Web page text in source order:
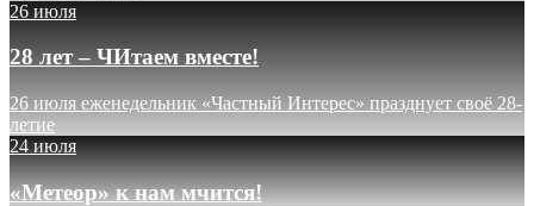
26 июля
28 лет – ЧИтаем вместе!
26 июля еженедельник «Частный Интерес» празднует своё 28-
летие
24 июля
«Метеор» к нам мчится!